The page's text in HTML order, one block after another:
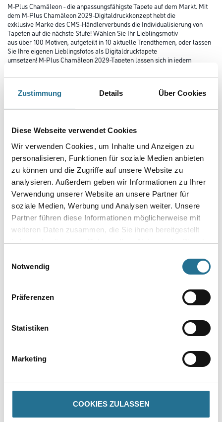
Zustimmung Details Über Cookies
Diese Webseite verwendet Cookies
Wir verwenden Cookies, um Inhalte und Anzeigen zu
personalisieren, Funktionen für soziale Medien anbieten
zu können und die Zugriffe auf unsere Website zu
analysieren. Außerdem geben wir Informationen zu Ihrer
Verwendung unserer Website an unsere Partner für
soziale Medien, Werbung und Analysen weiter. Unsere
Partner führen diese Informationen möglicherweise mit
weiteren Daten zusammen, die Sie ihnen bereitgestellt
haben oder die sie im Rahmen Ihrer Nutzung der Dienste
Notwendig
Präferenzen
Statistiken
Marketing
COOKIES ZULASSEN
M-Plus Chamäleon - die anpassungsfähigste Tapete auf dem Markt. Mit
dem M-Plus Chamäleon 2029-Digitaldruckkonzept hebt die
exklusive Marke des CMS-Händlerverbunds die Individualisierung von
Tapeten auf die nächste Stufe! Wählen Sie Ihr Lieblingsmotiv
aus über 100 Motiven, aufgeteilt in 10 aktuelle Trendthemen, oder lassen
Sie Ihre eigenen Lieblingsfotos als Digitaldrucktapete
umsetzen! M-Plus Chamäleon 2029-Tapeten lassen sich in jedem
Ihre Wände an!
Farbtonbezeichnung
Gebinde
PRODUKTEIGENSCHAFTEN
Produkteigenschaft